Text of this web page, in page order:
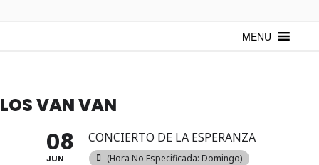
mantenerte actualizado sobre Cuba y sus artistas. Noticias, eventos y
MENU
LOS VAN VAN
08
JUN
CONCIERTO DE LA ESPERANZA
(hora No Especificada: Domingo)